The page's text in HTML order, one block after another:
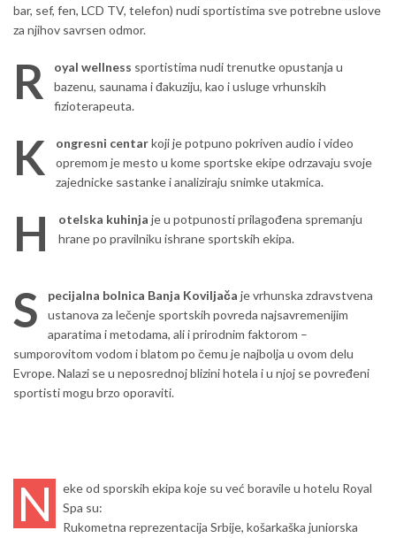
bar, sef, fen, LCD TV, telefon) nudi sportistima sve potrebne uslove
za njihov savrsen odmor.
R oyal wellness sportistima nudi trenutke opustanja u
bazenu, saunama i đakuziju, kao i usluge vrhunskih
fizioterapeuta.
K ongresni centarkoji je potpuno pokriven audio i video
opremom je mesto u kome sportske ekipe odrzavaju svoje
zajednicke sastanke i analiziraju snimke utakmica.
H otelska kuhinja je u potpunosti prilagođena spremanju
hrane po pravilniku ishrane sportskih ekipa.
S pecijalna bolnica Banja Koviljača je vrhunska zdravstvena
ustanova za lečenje sportskih povreda najsavremenijim
aparatima i metodama, ali i prirodnim faktorom –
sumporovitom vodom i blatom po čemu je najbolja u ovom delu
Evrope. Nalazi se u neposrednoj blizini hotela i u njoj se povređeni
sportisti mogu brzo oporaviti.
N
eke od sporskih ekipa koje su već boravile u hotelu Royal
Spa su:
Rukometna reprezentacija Srbije, košarkaška juniorska